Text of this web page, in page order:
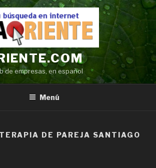
de empresas, en español
Menú
TERAPIA DE PAREJA SANTIAGO